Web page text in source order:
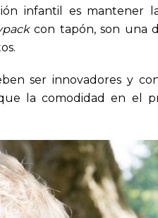
infantil es mantener
con tapón, son una
ser innovadores y
la comodidad en el